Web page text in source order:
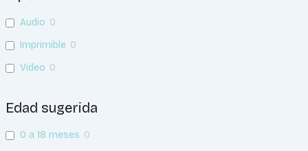
Audio 0
Imprimible 0
Video 0
Edad sugerida
0 a 18 meses 0